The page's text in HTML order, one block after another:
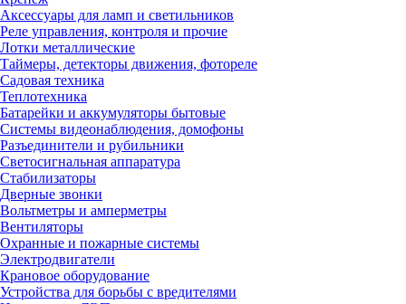
Аксессуары для ламп и светильников
Реле управления, контроля и прочие
Лотки металлические
Таймеры, детекторы движения, фотореле
Садовая техника
Теплотехника
Батарейки и аккумуляторы бытовые
Системы видеонаблюдения, домофоны
Разъединители и рубильники
Светосигнальная аппаратура
Стабилизаторы
Дверные звонки
Вольтметры и амперметры
Вентиляторы
Охранные и пожарные системы
Электродвигатели
Крановое оборудование
Устройства для борьбы с вредителями